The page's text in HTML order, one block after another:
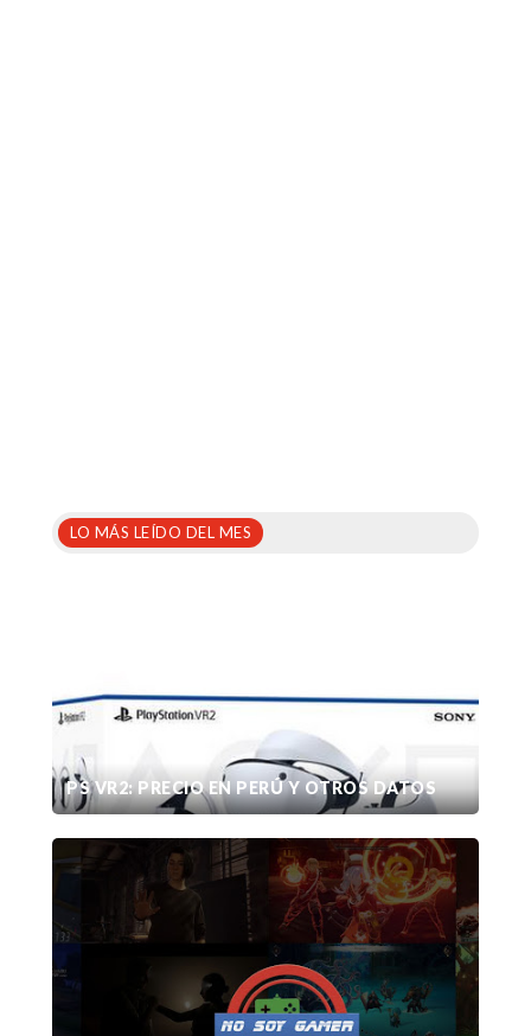
LO MÁS LEÍDO DEL MES
PS VR2: PRECIO EN PERÚ Y OTROS DATOS